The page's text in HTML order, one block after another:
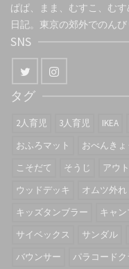
ぱぱ、まま、むすこ、む
日記。東京の郊外でのんび
SNS
タグ
2人育児 3人育児 IKEA
おふろマット
おべんきょ
こそだて
そうじ アウ
ウッドデッキ
オムツ外れ
キッズタンブラー
キャン
サイベックス
サンダル
バウンサー
パラコードク